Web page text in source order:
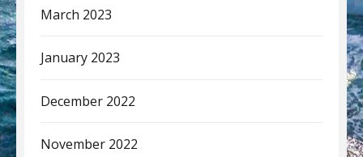
March 2023
January 2023
December 2022
November 2022